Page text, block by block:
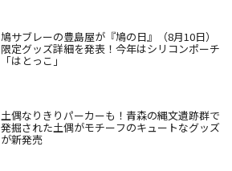
鳩サブレーの豊島屋が『鳩の日』（8月10日）
限定グッズ詳細を発表！今年はシリコンポーチ
「はとっこ」
土偶なりきりパーカーも！青森の縄文遺跡群で
発掘された土偶がモチーフのキュートなグッズ
が新発売